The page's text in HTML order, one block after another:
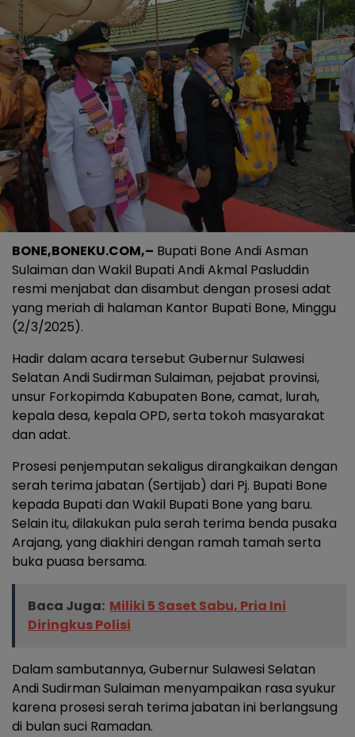
BONE,BONEKU.COM,– Bupati Bone Andi Asman
Sulaiman dan Wakil Bupati Andi Akmal Pasluddin
resmi menjabat dan disambut dengan prosesi adat
yang meriah di halaman Kantor Bupati Bone, Minggu
(2/3/2025).
Hadir dalam acara tersebut Gubernur Sulawesi
Selatan Andi Sudirman Sulaiman, pejabat provinsi,
unsur Forkopimda Kabupaten Bone, camat, lurah,
kepala desa, kepala OPD, serta tokoh masyarakat
dan adat.
Prosesi penjemputan sekaligus dirangkaikan dengan
serah terima jabatan (Sertijab) dari Pj. Bupati Bone
kepada Bupati dan Wakil Bupati Bone yang baru.
Selain itu, dilakukan pula serah terima benda pusaka
Arajang, yang diakhiri dengan ramah tamah serta
buka puasa bersama.
Baca Juga: Miliki 5 Saset Sabu, Pria Ini
Diringkus Polisi
Dalam sambutannya, Gubernur Sulawesi Selatan
Andi Sudirman Sulaiman menyampaikan rasa syukur
karena prosesi serah terima jabatan ini berlangsung
di bulan suci Ramadan.